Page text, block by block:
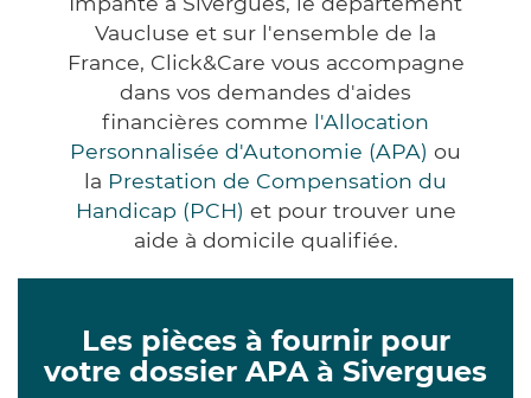
Vaucluse et sur l'ensemble de la
France, Click&Care vous accompagne
dans vos demandes d'aides
financières comme l'Allocation
Personnalisée d'Autonomie (APA) ou
la Prestation de Compensation du
Handicap (PCH) et pour trouver une
aide à domicile qualifiée.
Les pièces à fournir pour
votre dossier APA à Sivergues